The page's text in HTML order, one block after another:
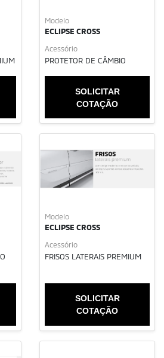
Modelo
ECLIPSE CROSS
Acessório
PROTETOR DE CÂMBIO
SOLICITAR
COTAÇÃO
Modelo
ECLIPSE CROSS
Acessório
FRISOS LATERAIS PREMIUM
SOLICITAR
COTAÇÃO